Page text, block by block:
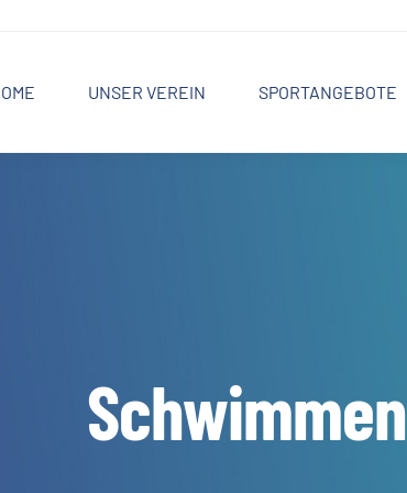
UNSER VEREIN SPORTANGEBOTE
Schwimmen